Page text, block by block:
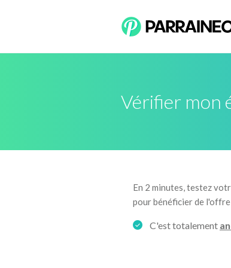
Vérifier mon
En 2 minutes, testez
pour bénéficier de l'offre
C'est totalement